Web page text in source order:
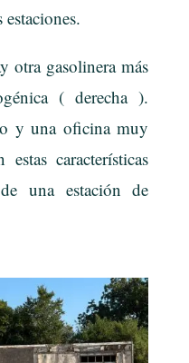
otra gasolinera más
( derecha ).
y una oficina muy
características
una estación de